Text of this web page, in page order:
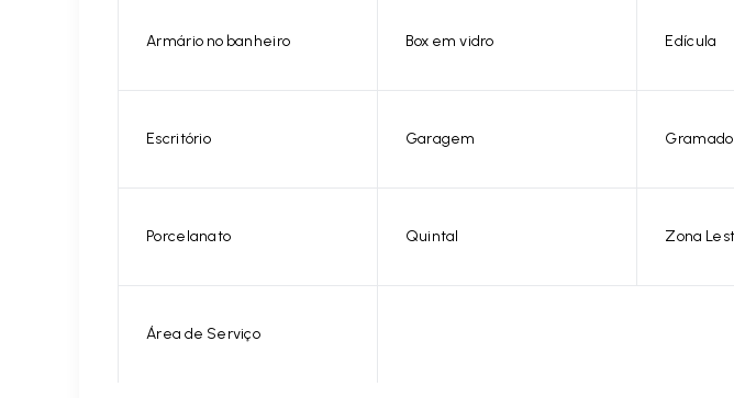
Armário no banheiro Box em vidro Edícula
Escritório Garagem Gramado
Porcelanato Quintal Zona
Área de Serviço